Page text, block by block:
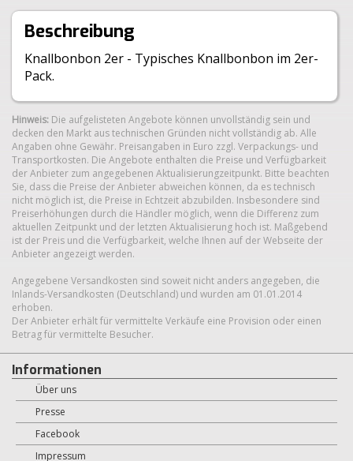
Beschreibung
Knallbonbon 2er - Typisches Knallbonbon im 2er-
Pack.
Hinweis: Die aufgelisteten Angebote können unvollständig sein und
decken den Markt aus technischen Gründen nicht vollständig ab. Alle
Angaben ohne Gewähr. Preisangaben in Euro zzgl. Verpackungs- und
Transportkosten. Die Angebote enthalten die Preise und Verfügbarkeit
der Anbieter zum angegebenen Aktualisierungzeitpunkt. Bitte beachten
Sie, dass die Preise der Anbieter abweichen können, da es technisch
nicht möglich ist, die Preise in Echtzeit abzubilden. Insbesondere sind
Preiserhöhungen durch die Händler möglich, wenn die Differenz zum
aktuellen Zeitpunkt und der letzten Aktualisierung hoch ist. Maßgebend
ist der Preis und die Verfügbarkeit, welche Ihnen auf der Webseite der
Anbieter angezeigt werden.
Angegebene Versandkosten sind soweit nicht anders angegeben, die
Inlands-Versandkosten (Deutschland) und wurden am 01.01.2014
erhoben.
Der Anbieter erhält für vermittelte Verkäufe eine Provision oder einen
Betrag für vermittelte Besucher.
Informationen
Über uns
Presse
Facebook
Impressum